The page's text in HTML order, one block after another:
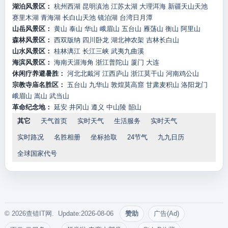
湖泊风景区： 杭州西湖 昆明滇池 江苏太湖 大理洱海 新疆天山天池
赛里木湖 青海湖 长白山天池 镜泊湖 台湾日月潭
山岳风景区： 黄山 泰山 华山 峨眉山 五台山 雁荡山 衡山 阿里山
森林风景区： 西双版纳 四川卧龙 湖北神农架 吉林长白山
山水风景区： 桂林漓江 长江三峡 武夷九曲溪
海滨风景区： 海南天涯海角 浙江普陀山 厦门 大连
休闲疗养避暑胜： 河北北戴河 江西庐山 浙江莫干山 河南鸡公山
宗教寺庙名胜区： 五台山 九华山 敦煌莫高窟 甘肃麦积山 洛阳龙门
峨眉山 嵩山 武当山
革命纪念地： 延安 井冈山 遵义 中山陵 韶山
其它
天气首页 实时天气 生活服务 实时天气
实时路况 名胜相册 坐标拾取 24节气 九九日历
全球国家代号
© 2026查错IT网. Update:2026-08-06 赞助 广告(Ad)